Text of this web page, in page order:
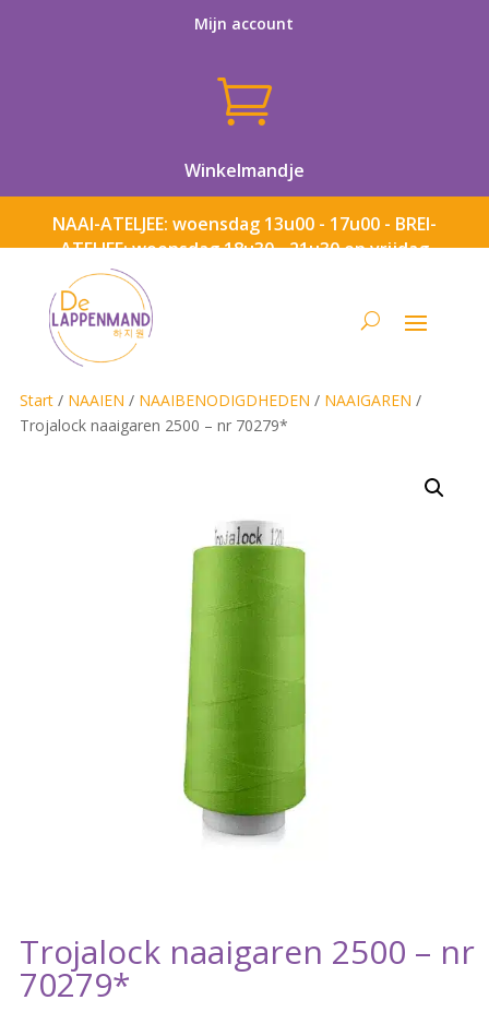
Mijn account

Winkelmandje
NAAI-ATELJEE: woensdag 13u00 - 17u00 - BREI-
ATELJEE: woensdag 18u30 - 21u30 en vrijdag
Start/ NAAIEN / NAAIBENODIGDHEDEN / NAAIGAREN /
Trojalock naaigaren 2500 – nr 70279*
Trojalock naaigaren 2500 – nr
70279*